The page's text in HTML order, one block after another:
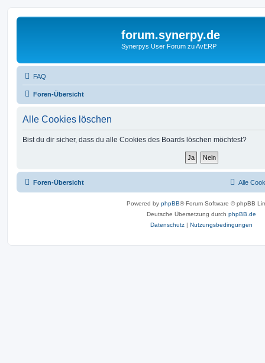
forum.synerpy.de
Synerpys User Forum zu AvERP
FAQ
Foren-Übersicht
Alle Cookies löschen
Bist du dir sicher, dass du alle Cookies des Boards löschen möchtest?
Foren-Übersicht Alle
Powered by phpBB® Forum Software © phpBB
Deutsche Übersetzung durch phpBB.de
Datenschutz | Nutzungsbedingungen